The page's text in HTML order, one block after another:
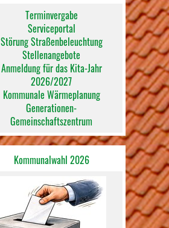
Terminvergabe
Serviceportal
Störung Straßenbeleuchtung
Stellenangebote
Anmeldung für das Kita-Jahr
2026/2027
Kommunale Wärmeplanung
Generationen-
Gemeinschaftszentrum
Kommunalwahl 2026